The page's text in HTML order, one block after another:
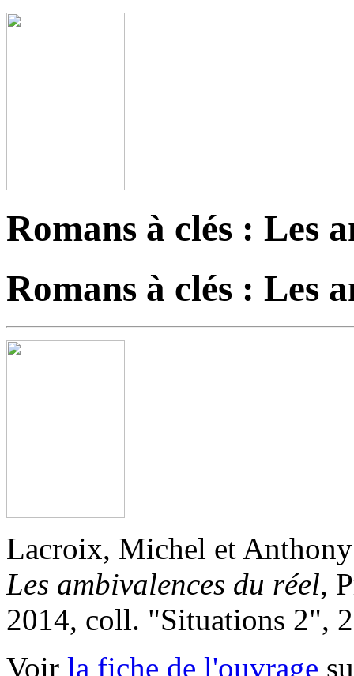
Romans à clés : Les
Romans à clés : Les
Lacroix, Michel et
Les ambivalences du réel,
2014, coll. "Situations 2",
Voir la fiche de l'ouvrage